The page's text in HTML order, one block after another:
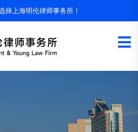
择上海明伦律师事务所！